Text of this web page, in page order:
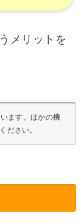
メリットを
ます。ほかの機
ださい。